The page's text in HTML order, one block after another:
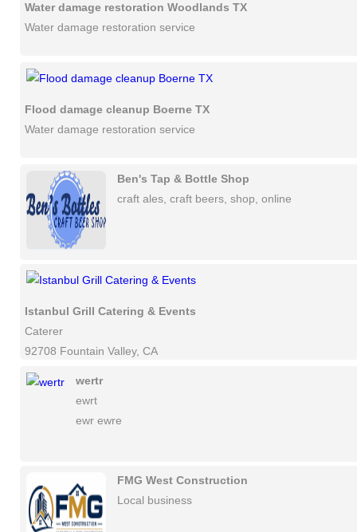
Water damage restoration Woodlands TX
Water damage restoration service
Flood damage cleanup Boerne TX
Water damage restoration service
Ben's Tap & Bottle Shop
craft ales, craft beers, shop, online
Istanbul Grill Catering & Events
Caterer
92708 Fountain Valley, CA
wertr
ewrt
ewr ewre
FMG West Construction
Local business